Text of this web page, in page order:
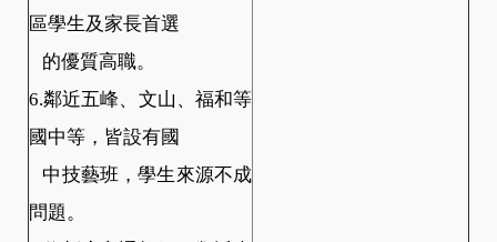
區學生及家長首選
的優質高職。
6.鄰近五峰、文山、福和等
國中等，皆設有國
中技藝班，學生來源不成
問題。